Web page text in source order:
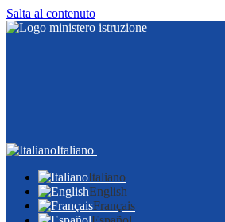
Salta al contenuto
Italiano
Italiano
English
Français